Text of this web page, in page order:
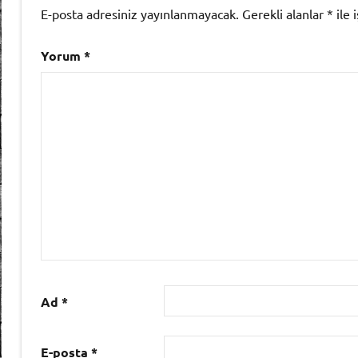
E-posta adresiniz yayınlanmayacak. Gerekli alanlar * ile
Yorum *
Ad *
E-posta *